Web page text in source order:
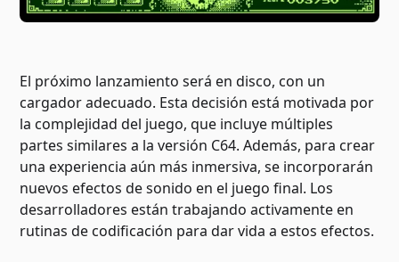
El próximo lanzamiento será en disco, con un
cargador adecuado. Esta decisión está motivada por
la complejidad del juego, que incluye múltiples
partes similares a la versión C64. Además, para crear
una experiencia aún más inmersiva, se incorporarán
nuevos efectos de sonido en el juego final. Los
desarrolladores están trabajando activamente en
rutinas de codificación para dar vida a estos efectos.